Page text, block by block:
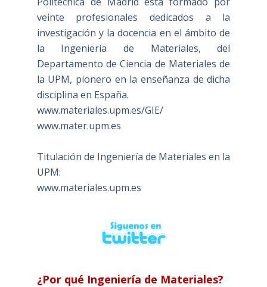
veinte profesionales dedicados a la
investigación y la docencia en el ámbito de
la Ingeniería de Materiales, del
Departamento de Ciencia de Materiales de
la UPM, pionero en la enseñanza de dicha
disciplina en España.
www.materiales.upm.es/GIE/
www.mater.upm.es
Titulación de Ingeniería de Materiales en la
UPM:
www.materiales.upm.es
¿Por qué Ingeniería de Materiales?